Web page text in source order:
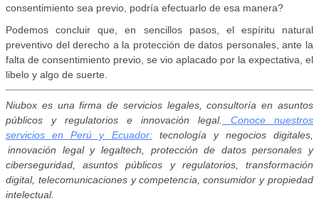
consentimiento sea previo, podría efectuarlo de esa manera?
Podemos concluir que, en sencillos pasos, el espíritu natural
preventivo del derecho a la protección de datos personales, ante la
falta de consentimiento previo, se vio aplacado por la expectativa, el
libelo y algo de suerte.
Niubox es una firma de servicios legales, consultoría en asuntos
públicos y regulatorios e innovación legal.
Conoce nuestros
servicios en Perú y Ecuador:tecnología y negocios digitales,
innovación legal y legaltech, protección de datos personales y
ciberseguridad, asuntos públicos y regulatorios, transformación
digital, telecomunicaciones y competencia, consumidor y propiedad
intelectual.